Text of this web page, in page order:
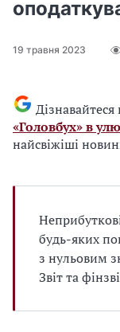
19 травня 2023
«Головбух» в
найсвіжіші
будь-яких
з нульовим
Звіт та